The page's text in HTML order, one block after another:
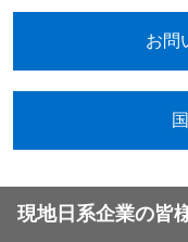
お問
現地日系企業の皆